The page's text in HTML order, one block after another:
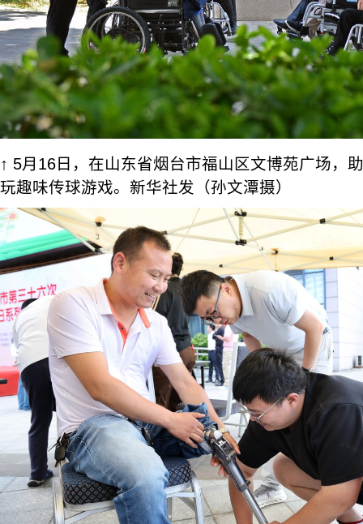
↑ 5月16日，在山东省烟台市福山区文博苑广场，
玩趣味传球游戏。新华社发（孙文潭摄）